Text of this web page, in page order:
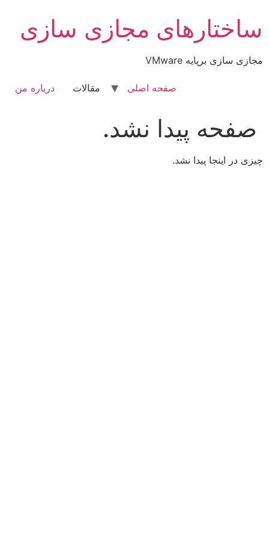
محتوا
ساختارهای مجازی سازی
مجازی سازی برپایه VMware
صفحه اصلی مقالات درباره من
صفحه پیدا نشد.
چیزی در اینجا پیدا نشد.